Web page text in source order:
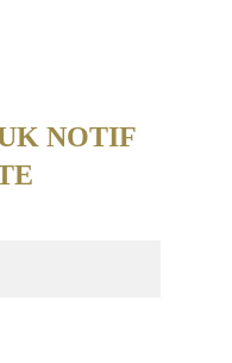
NOTIF